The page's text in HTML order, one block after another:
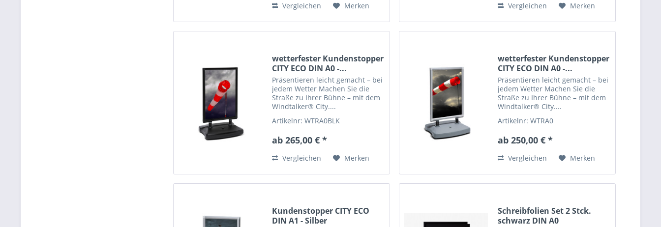
Vergleichen Merken Vergleichen Merken
wetterfester Kundenstopper
CITY ECO DIN A0 -...
Präsentieren leicht gemacht – bei
jedem Wetter Machen Sie die
Straße zu Ihrer Bühne – mit dem
Windtalker® City....
Artikelnr: WTRA0BLK
ab 265,00 € *
Vergleichen Merken
wetterfester Kundenstopper
CITY ECO DIN A0 -...
Präsentieren leicht gemacht – bei
jedem Wetter Machen Sie die
Straße zu Ihrer Bühne – mit dem
Windtalker® City....
Artikelnr: WTRA0
ab 250,00 € *
Vergleichen Merken
Kundenstopper CITY ECO
DIN A1 - Silber
Schreibfolien Set 2 Stck.
schwarz DIN A0